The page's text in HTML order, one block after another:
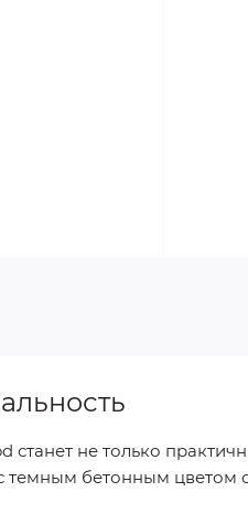
станет не только
темным бетонным цветом